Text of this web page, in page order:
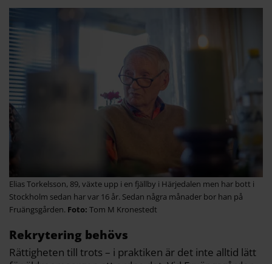
Elias Torkelsson, 89, växte upp i en fjällby i Härjedalen men har bott i
Stockholm sedan har var 16 år. Sedan några månader bor han på
Fruängsgården.
Tom M Kronestedt
Rekrytering behövs
Rättigheten till trots – i praktiken är det inte alltid lätt